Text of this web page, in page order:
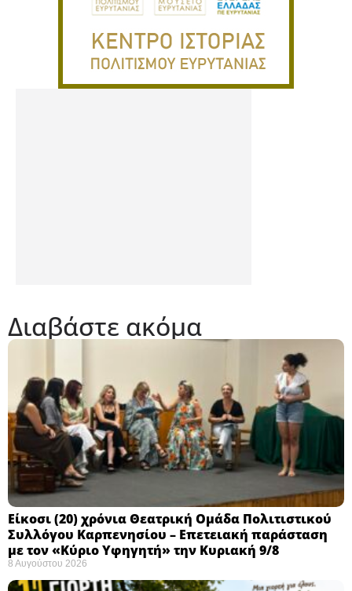
Διαβάστε ακόμα
Eίκοσι (20) χρόνια Θεατρική Ομάδα Πολιτιστικού
Συλλόγου Καρπενησίου – Επετειακή παράσταση
με τον «Κύριο Υφηγητή» την Κυριακή 9/8
8 Αυγούστου 2026